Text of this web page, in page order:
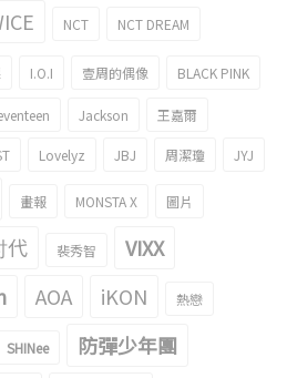
NCT NCT DREAM
I.O.I 壹周的偶像 BLACK PINK
Jackson 王嘉爾
Lovelyz JBJ 周潔瓊 JYJ
畫報 MONSTA X 圖片
代 裴秀智 VIXX
AOA iKON 熱戀
SHINee 防彈少年團